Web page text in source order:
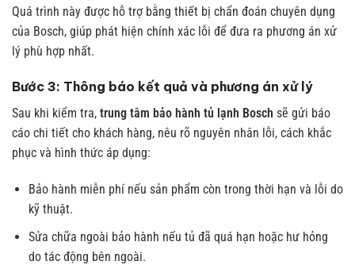
Quá trình này được hỗ trợ bằng thiết bị chẩn đoán chuyên dụng
của Bosch, giúp phát hiện chính xác lỗi để đưa ra phương án xử
lý phù hợp nhất.
Bước 3: Thông báo kết quả và phương án xử lý
Sau khi kiểm tra, trung tâm bảo hành tủ lạnh Bosch sẽ gửi báo
cáo chi tiết cho khách hàng, nêu rõ nguyên nhân lỗi, cách khắc
phục và hình thức áp dụng:
Bảo hành miễn phí nếu sản phẩm còn trong thời hạn và lỗi do
kỹ thuật.
Sửa chữa ngoài bảo hành nếu tủ đã quá hạn hoặc hư hỏng
do tác động bên ngoài.